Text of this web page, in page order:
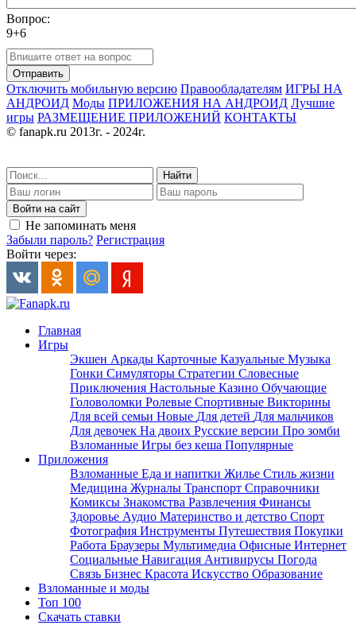
Вопрос:
9+6
Отправить
Отключить мобильную версию Правообладателям ИГРЫ НА
АНДРОИД Моды ПРИЛОЖЕНИЯ НА АНДРОИД Лучшие
игры РАЗМЕЩЕНИЕ ПРИЛОЖЕНИЙ КОНТАКТЫ
© fanapk.ru 2013г. - 2024г.
Найти
Войти на сайт
Не запоминать меня
Забыли пароль? Регистрация
Войти через:
Главная
Игры
Экшен Аркады Карточные Казуальные Музыка
Гонки Симуляторы Стратегии Словесные
Приключения Настольные Казино Обучающие
Головоломки Ролевые Спортивные Викторины
Для всей семьи Новые Для детей Для мальчиков
Для девочек На двоих Русские версии Про зомби
Взломанные Игры без кеша Популярные
Приложения
Взломанные Еда и напитки Жилье Стиль жизни
Медицина Журналы Транспорт Справочники
Комиксы Знакомства Развлечения Финансы
Здоровье Аудио Материнство и детство Спорт
Фотография Инструменты Путешествия Покупки
Работа Браузеры Мультимедиа Офисные Интернет
Социальные Навигация Антивирусы Погода
Связь Бизнес Красота Искусство Образование
Взломанные и моды
Топ 100
Скачать ставки